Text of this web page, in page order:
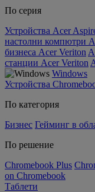
По серия
Устройства Acer
настолни компютри
бизнеса Acer Veriton
станции Acer Veriton
Windows
Устройства
По категория
Бизнес Гейминг в
По решение
Chromebook Plus
on Chromebook
Таблети